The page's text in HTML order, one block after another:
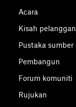
Acara
Kisah pelanggan
Pustaka sumber
Pembangun
Forum komuniti
Rujukan